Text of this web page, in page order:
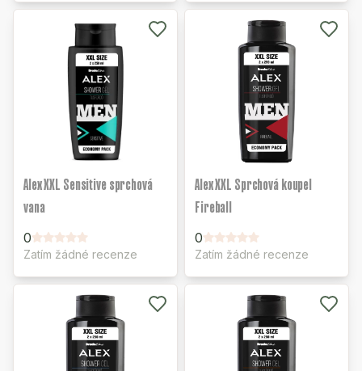
Alex XXL Sensitive sprchová
vana
0
Zatím žádné recenze
Alex XXL Sprchová koupel
Fireball
0
Zatím žádné recenze